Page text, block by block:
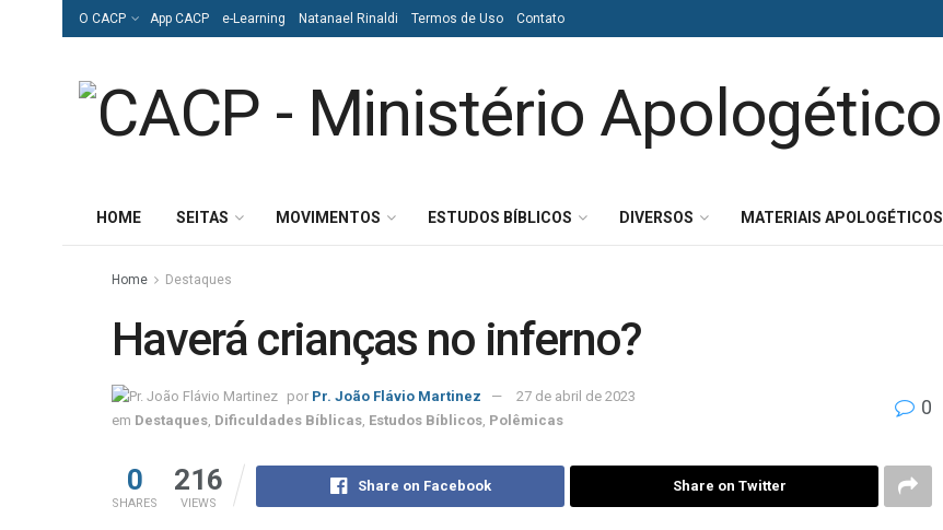
O CACP App CACP e-Learning Natanael Rinaldi Termos de Uso Contato
HOME SEITAS MOVIMENTOS ESTUDOS BÍBLICOS DIVERSOS MATERIAIS APOLOGÉTICOS
Home Destaques
Haverá crianças no inferno?
por Pr. João Flávio Martinez
27 de abril de 2023
em Destaques, Dificuldades Bíblicas, Estudos Bíblicos, Polêmicas
0
0
SHARES
216
VIEWS
Share on Facebook Share on Twitter